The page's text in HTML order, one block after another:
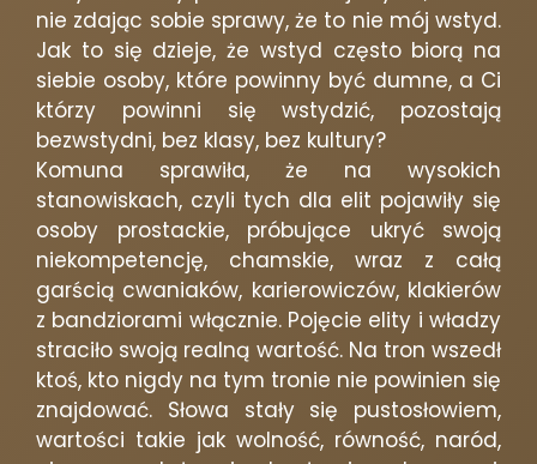
nie zdając sobie sprawy, że to nie mój wstyd.
Jak to się dzieje, że wstyd często biorą na
siebie osoby, które powinny być dumne, a Ci
którzy powinni się wstydzić, pozostają
bezwstydni, bez klasy, bez kultury?
Komuna sprawiła, że na wysokich
stanowiskach, czyli tych dla elit pojawiły się
osoby prostackie, próbujące ukryć swoją
niekompetencję, chamskie, wraz z całą
garścią cwaniaków, karierowiczów, klakierów
z bandziorami włącznie. Pojęcie elity i władzy
straciło swoją realną wartość. Na tron wszedł
ktoś, kto nigdy na tym tronie nie powinien się
znajdować. Słowa stały się pustosłowiem,
wartości takie jak wolność, równość, naród,